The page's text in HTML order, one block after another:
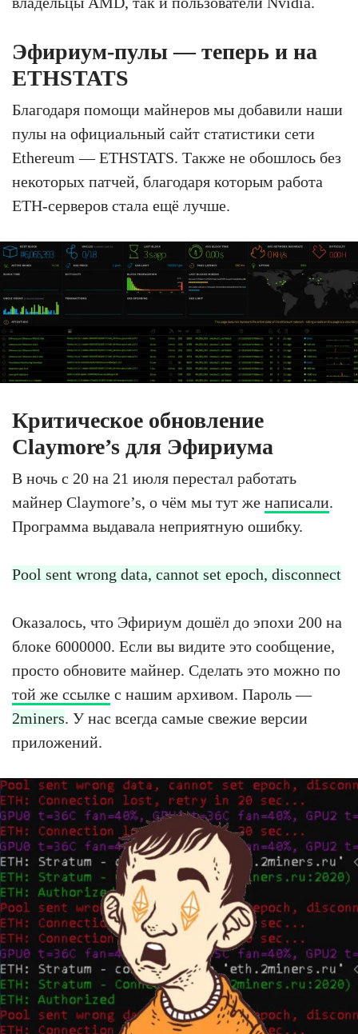
Эфириум-пулы — теперь и на
ETHSTATS
Благодаря помощи майнеров мы добавили наши
пулы на официальный сайт статистики сети
Ethereum — ETHSTATS. Также не обошлось без
некоторых патчей, благодаря которым работа
ETH-серверов стала ещё лучше.
Критическое обновление
Claymore’s для Эфириума
В ночь с 20 на 21 июля перестал работать
майнер Claymore’s, о чём мы тут же написали.
Программа выдавала неприятную ошибку.
Pool sent wrong data, cannot set epoch, disconnect
Оказалось, что Эфириум дошёл до эпохи 200 на
блоке 6000000. Если вы видите это сообщение,
просто обновите майнер. Сделать это можно по
той же ссылке с нашим архивом. Пароль —
2miners. У нас всегда самые свежие версии
приложений.